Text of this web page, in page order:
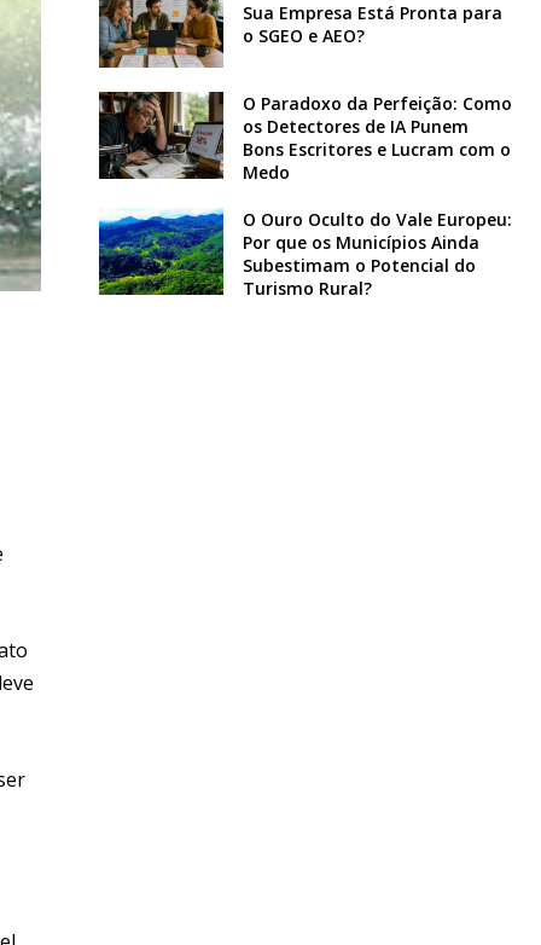
Sua Empresa Está Pronta para
o SGEO e AEO?
O Paradoxo da Perfeição: Como
os Detectores de IA Punem
Bons Escritores e Lucram com o
Medo
O Ouro Oculto do Vale Europeu:
Por que os Municípios Ainda
Subestimam o Potencial do
Turismo Rural?